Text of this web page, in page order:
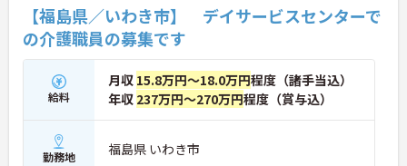
【福島県／いわき市】 デイサービスセンターで
の介護職員の募集です
給料
月収 15.8万円～18.0万円程度（諸手当込）
年収 237万円～270万円程度（賞与込）
勤務地 福島県 いわき市